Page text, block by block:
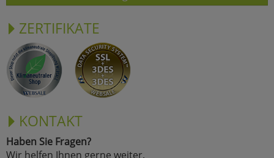
ZERTIFIKATE
KONTAKT
Haben Sie Fragen?
Wir helfen Ihnen gerne weiter.